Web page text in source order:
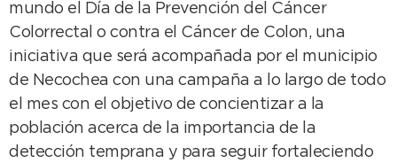
mundo el Día de la Prevención del Cáncer
Colorrectal o contra el Cáncer de Colon, una
iniciativa que será acompañada por el municipio
de Necochea con una campaña a lo largo de todo
el mes con el objetivo de concientizar a la
población acerca de la importancia de la
detección temprana y para seguir fortaleciendo